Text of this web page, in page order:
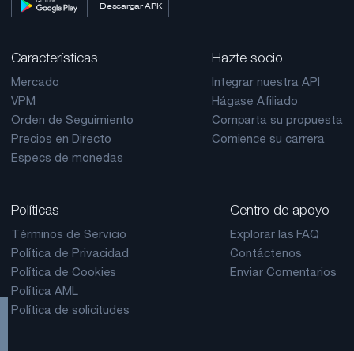
Descargar APK
Características
Mercado
VPM
Orden de Seguimiento
Precios en Directo
Especs de monedas
Hazte socio
Integrar nuestra API
Hágase Afiliado
Comparta su propuesta
Comience su carrera
Políticas
Términos de Servicio
Política de Privacidad
Política de Cookies
Política AML
Política de solicitudes
Centro de apoyo
Explorar las FAQ
Contáctenos
Enviar Comentarios